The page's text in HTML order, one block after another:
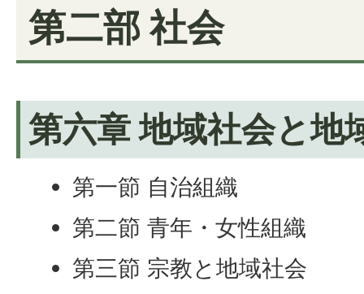
第二部 社会
第六章 地域社会と地
第一節 自治組織
第二節 青年・女性組織
第三節 宗教と地域社会